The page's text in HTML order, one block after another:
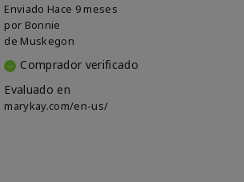
Enviado Hace 9 meses
por Bonnie
de Muskegon
Comprador verificado
Evaluado en
marykay.com/en-us/